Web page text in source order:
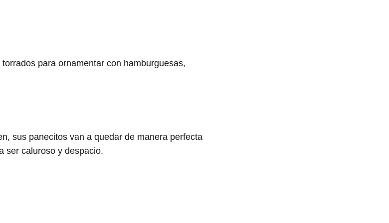
para ornamentar con hamburguesas,
sus panecitos van a quedar de manera perfecta
ser caluroso y despacio.